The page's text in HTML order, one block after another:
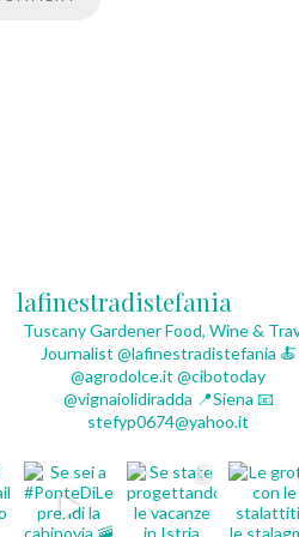
lafinestradistefania
Tuscany GardenerFood, Wine &
Journalist @lafinestradistefania 🍝
@agrodolce.it @cibotoday
@vignaiolidiradda 📍Siena 📧
stefyp0674@yahoo.it